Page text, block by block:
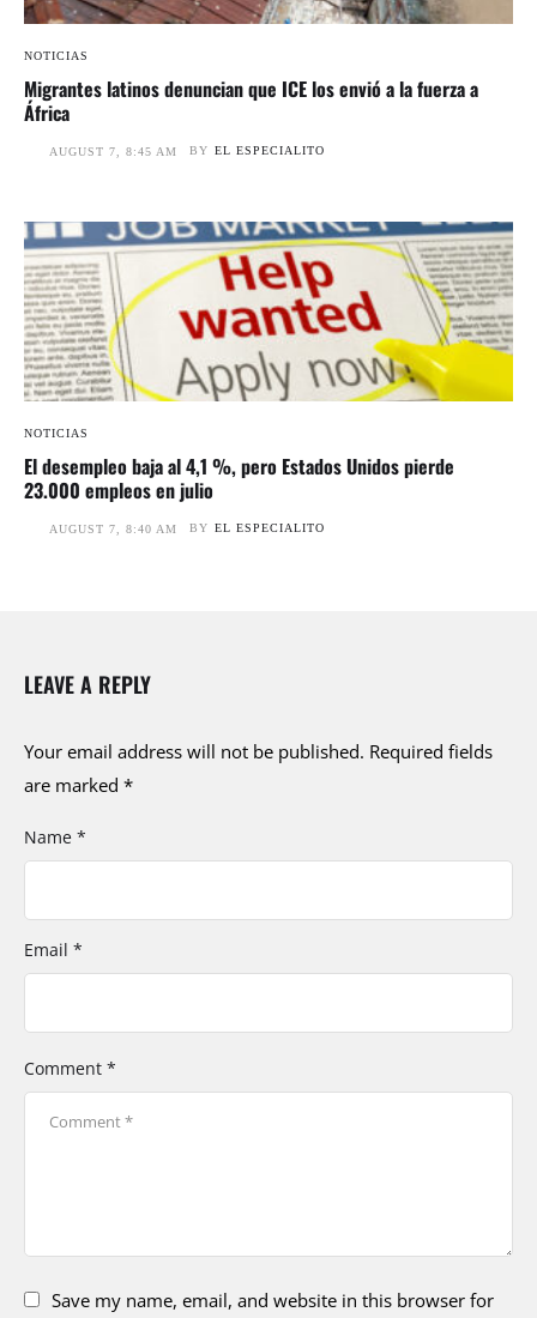
NOTICIAS
Migrantes latinos denuncian que ICE los envió a la fuerza a
África
AUGUST 7, 8:45 AM BY EL ESPECIALITO
NOTICIAS
El desempleo baja al 4,1 %, pero Estados Unidos pierde
23.000 empleos en julio
AUGUST 7, 8:40 AM BY EL ESPECIALITO
LEAVE A REPLY
Your email address will not be published. Required fields
are marked *
Comment *
Name *
Email *
Save my name, email, and website in this browser for